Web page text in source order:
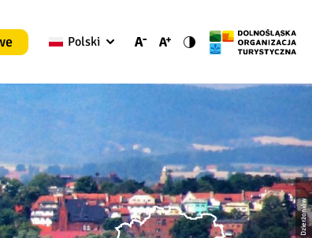
Polski
Dzierżoniów